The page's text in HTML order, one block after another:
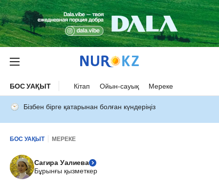
БОС УАҚЫТ Кітап Ойын-сауық Мереке
Бізбен бірге қатарынан болған күндеріңіз
БОС УАҚЫТ МЕРЕКЕ
Сагира Уалиева
Бұрынғы қызметкер